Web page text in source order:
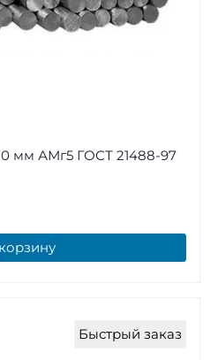
мм АМг5 ГОСТ 21488-97
Быстрый заказ